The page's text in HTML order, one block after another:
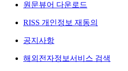
원문뷰어 다운로드
RISS 개인정보 재동의
공지사항
해외전자정보서비스 검색